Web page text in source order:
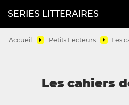
SERIES LITTERAIRES
Accueil Petits Lecteurs Les
Les cahiers